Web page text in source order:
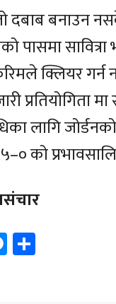
दबाब बनाउन
पासमा
क्लियर
प्रतियोगिता
लागि
को
Messenger